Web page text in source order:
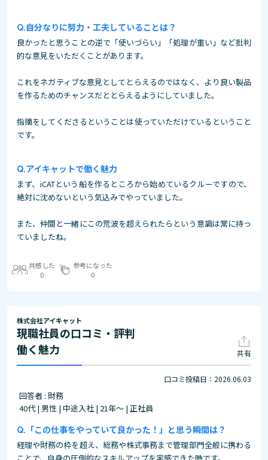
自分なりに努力・工夫していることは？
良かったと思うことの逆で「使いづらい」「処理が重い」など批判
的な意見をいただくことがあります。
これをネガティブな意見としてとらえるのではなく、より良い製品
を作るためのチャンスだととらえるようにしていました。
指摘をしてくださるということは使っていただけているということ
です。
アイキャットで働く魅力
まず、iCATという船を作るところから始めているクルーですので、
絶対に沈めないという気込みでやっていました。
また、仲間と一緒にこの荒波を超えられたらという意識は常に持っ
ていましたね。
共感した
0
参考になった
0
株式会社アイキャット
現職社員の口コミ・評判
働く魅力
共有
口コミ投稿日：2026.06.03
回答者 : 財務
40代 | 男性 | 中途入社 | 21年～ | 正社員
「この仕事をやっていて良かった！」と思う瞬間は？
経理や財務の枠を超え、総務や株式事務まで管理部門全般に携わる